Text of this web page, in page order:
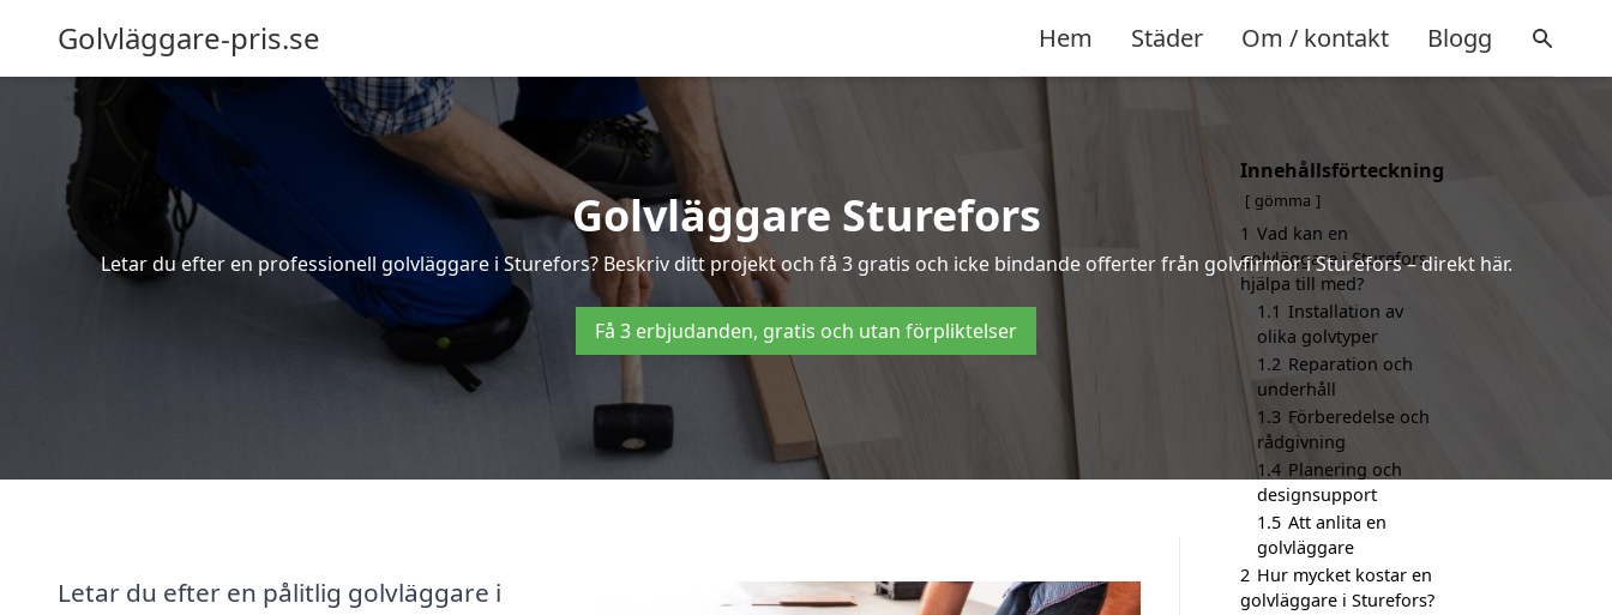
Golvläggare-pris.se Hem Städer Om / kontakt Blogg
Golvläggare Sturefors
Letar du efter en professionell golvläggare i Sturefors? Beskriv ditt projekt och få 3 gratis och icke bindande offerter från golvfirmor i Sturefors – direkt här.
Få 3 erbjudanden, gratis och utan förpliktelser
Letar du efter en pålitlig golvläggare i
Innehållsförteckning
gömma
1 Vad kan en
golvläggare i Sturefors
hjälpa till med?
1.1 Installation av
olika golvtyper
1.2 Reparation och
underhåll
1.3 Förberedelse och
rådgivning
1.4 Planering och
designsupport
1.5 Att anlita en
golvläggare
2 Hur mycket kostar en
golvläggare i Sturefors?